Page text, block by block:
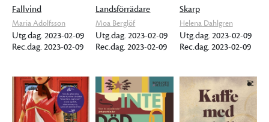
Fallvind
Maria Adolfsson
Utg.dag. 2023-02-09
Rec.dag. 2023-02-09
Landsförrädare
Moa Berglöf
Utg.dag. 2023-02-09
Rec.dag. 2023-02-09
Skarp
Helena Dahlgren
Utg.dag. 2023-02-09
Rec.dag. 2023-02-09